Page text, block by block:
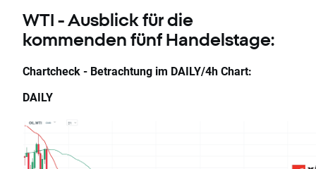
WTI - Ausblick für die
kommenden fünf Handelstage:
Chartcheck - Betrachtung im DAILY/4h Chart:
DAILY